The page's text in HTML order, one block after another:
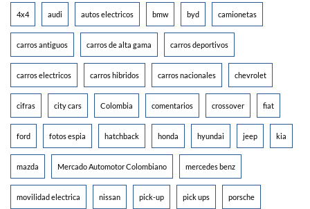
4x4 audi autos electricos bmw byd camionetas
carros antiguos carros de alta gama carros deportivos
carros electricos carros hibridos carros nacionales chevrolet
cifras city cars Colombia comentarios crossover fiat
ford fotos espia hatchback honda hyundai jeep kia
mazda Mercado Automotor Colombiano mercedes benz
movilidad electrica nissan pick-up pick ups porsche